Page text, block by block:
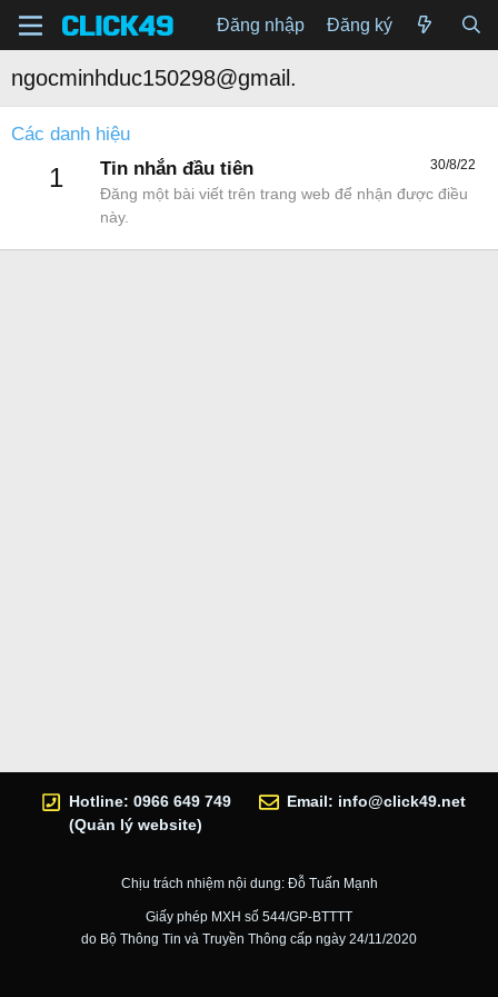
Đăng nhập Đăng ký
ngocminhduc150298@gmail.
Các danh hiệu
1 30/8/22
Tin nhắn đầu tiên
Đăng một bài viết trên trang web để nhận được điều
này.
Hotline: 0966 649 749
(Quản lý website)
Email: info@click49.net
Chịu trách nhiệm nội dung: Đỗ Tuấn Mạnh
Giấy phép MXH số 544/GP-BTTTT
do Bộ Thông Tin và Truyền Thông cấp ngày 24/11/2020